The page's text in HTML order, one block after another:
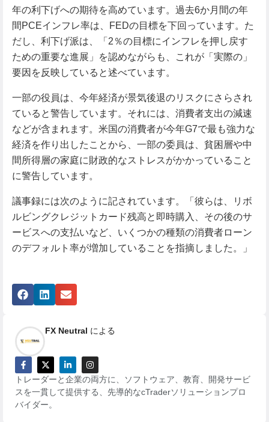
年の利下げへの期待を高めています。過去6か月間の年
間PCEインフレ率は、FEDの目標を下回っています。た
だし、利下げ派は、「2％の目標にインフレを押し戻す
ための重要な進展」を認めながらも、これが「実際の」
要因を反映していると述べています。
一部の役員は、今年経済が景気後退のリスクにさらされ
ていると警告しています。それには、消費者支出の減速
などが含まれます。米国の消費者が今年G7で最も強力な
経済を作り出したことから、一部の委員は、貧困層や中
間所得層の家庭に財政的なストレスがかかっていること
に警告しています。
議事録には次のように記されています。「彼らは、リボ
ルビングクレジットカード残高と即時購入、その後のサ
ービスへの支払いなど、いくつかの種類の消費者ローン
のデフォルト率が増加していることを指摘しました。」
FX Neutral による
トレーダーと企業の両方に、ソフトウェア、教育、開発サービ
スを一貫して提供する、先導的なcTraderソリューションプロ
バイダー。